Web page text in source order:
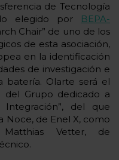
de Tecnología
elegido por
BEPA-
Chair” de uno de los
de esta asociación,
en la identificación
de investigación e
batería. Olarte será el
del Grupo dedicado a
Integración”, del que
de Enel X, como
Matthias Vetter, de